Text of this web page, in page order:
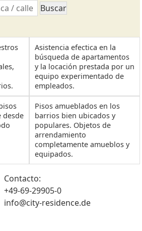
Asistencia efectica en la
búsqueda de apartamentos
y la locación prestada por un
equipo experimentado de
empleados.
desde
Pisos amueblados en los
barrios bien ubicados y
populares. Objetos de
arrendamiento
completamente amueblos y
equipados.
Contacto:
+49-69-29905-0
info@city-residence.de